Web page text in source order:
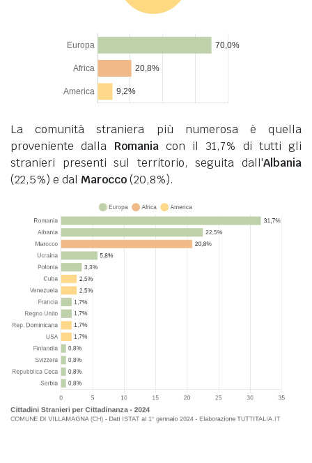
La comunità straniera più numerosa è quella
proveniente dalla Romaniacon il 31,7% di tutti gli
stranieri presenti sul territorio, seguita dall'Albania
(22,5%) e dal Marocco(20,8%).